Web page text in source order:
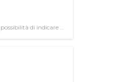
di indicare le